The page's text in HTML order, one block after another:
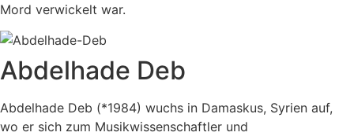
Mord verwickelt war.
Abdelhade Deb
Abdelhade Deb (*1984) wuchs in Damaskus, Syrien auf,
wo er sich zum Musikwissenschaftler und